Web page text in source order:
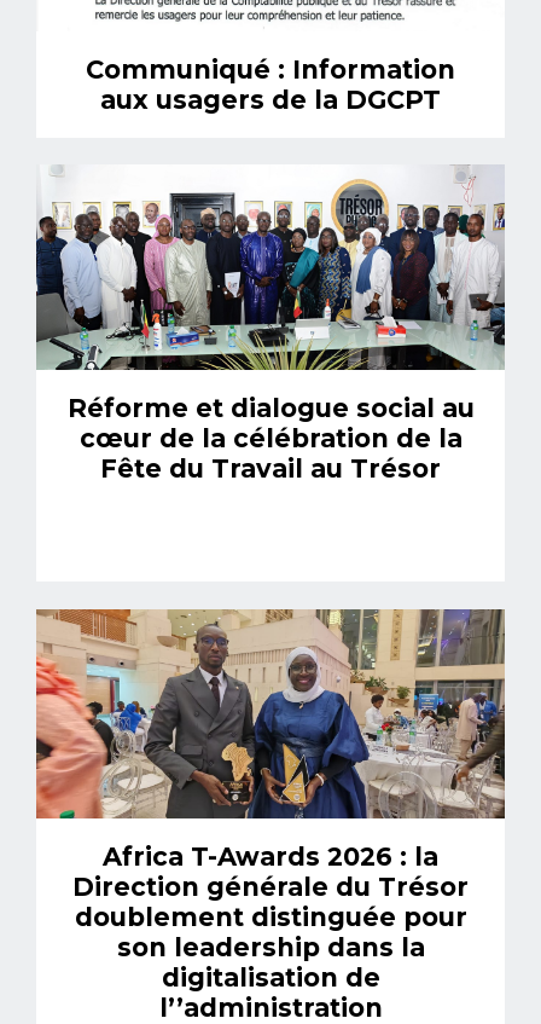
Communiqué : Information
aux usagers de la DGCPT
Réforme et dialogue social au
cœur de la célébration de la
Fête du Travail au Trésor
Africa T-Awards 2026 : la
Direction générale du Trésor
doublement distinguée pour
son leadership dans la
digitalisation de
l’’administration